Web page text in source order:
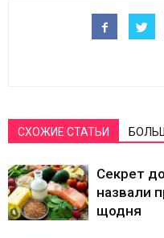
СХОЖИЕ СТАТЬИ
Секрет
назвали
щодня